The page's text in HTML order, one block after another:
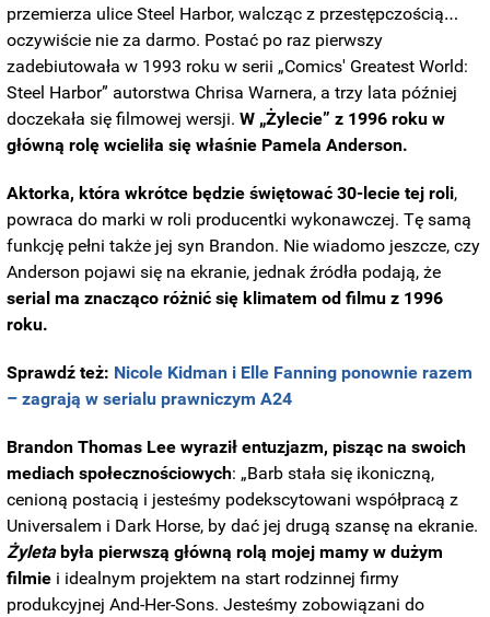
przemierza ulice Steel Harbor, walcząc z przestępczością…
oczywiście nie za darmo. Postać po raz pierwszy
zadebiutowała w 1993 roku w serii „Comics' Greatest World:
Steel Harbor” autorstwa Chrisa Warnera, a trzy lata później
doczekała się filmowej wersji.W „Żylecie” z 1996 roku w
główną rolę wcieliła się właśnie Pamela Anderson.
Aktorka, która wkrótce będzie świętować 30-lecie tej roli,
powraca do marki w roli producentki wykonawczej. Tę samą
funkcję pełni także jej syn Brandon. Nie wiadomo jeszcze, czy
Anderson pojawi się na ekranie, jednak źródła podają, że
serial ma znacząco różnić się klimatem od filmu z 1996
roku.
Sprawdź też: Nicole Kidman i Elle Fanning ponownie razem
– zagrają w serialu prawniczym A24
Brandon Thomas Lee wyraził entuzjazm, pisząc na swoich
mediach społecznościowych: „Barb stała się ikoniczną,
cenioną postacią i jesteśmy podekscytowani współpracą z
Universalem i Dark Horse, by dać jej drugą szansę na ekranie.
Żyletabyła pierwszą główną rolą mojej mamy w dużym
filmie i idealnym projektem na start rodzinnej firmy
produkcyjnej And-Her-Sons. Jesteśmy zobowiązani do